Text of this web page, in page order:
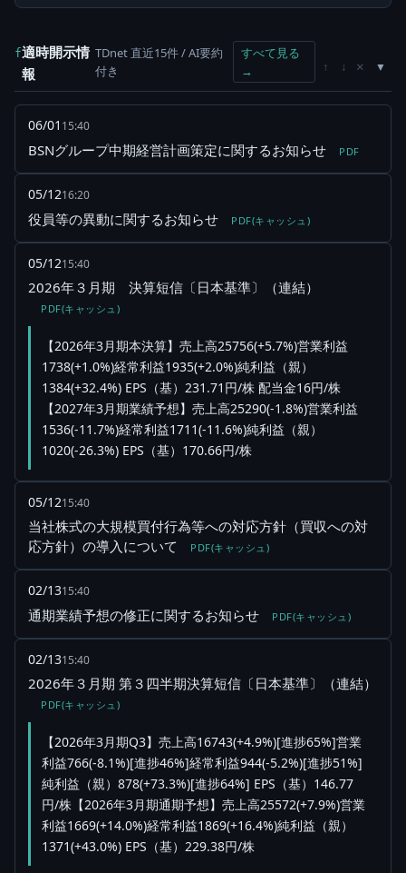
f適時開示情
報
TDnet 直近15件 / AI要約
付き
すべて見る
→
↑ ↓ ×
06/01 15:40
BSNグループ中期経営計画策定に関するお知らせ PDF
05/1216:20
役員等の異動に関するお知らせ PDF(キャッシュ)
05/1215:40
2026年３月期 決算短信〔日本基準〕（連結）
PDF(キャッシュ)
【2026年3月期本決算】売上高25756(+5.7%)営業利益
1738(+1.0%)経常利益1935(+2.0%)純利益（親）
1384(+32.4%) EPS（基）231.71円/株 配当金16円/株
【2027年3月期業績予想】売上高25290(-1.8%)営業利益
1536(-11.7%)経常利益1711(-11.6%)純利益（親）
1020(-26.3%) EPS（基）170.66円/株
05/1215:40
当社株式の大規模買付行為等への対応方針（買収への対
応方針）の導入について
PDF(キャッシュ)
02/1315:40
通期業績予想の修正に関するお知らせ PDF(キャッシュ)
02/1315:40
2026年３月期 第３四半期決算短信〔日本基準〕（連結）
PDF(キャッシュ)
【2026年3月期Q3】売上高16743(+4.9%)[進捗65%]営業
利益766(-8.1%)[進捗46%]経常利益944(-5.2%)[進捗51%]
純利益（親）878(+73.3%)[進捗64%] EPS（基）146.77
円/株【2026年3月期通期予想】売上高25572(+7.9%)営業
利益1669(+14.0%)経常利益1869(+16.4%)純利益（親）
1371(+43.0%) EPS（基）229.38円/株